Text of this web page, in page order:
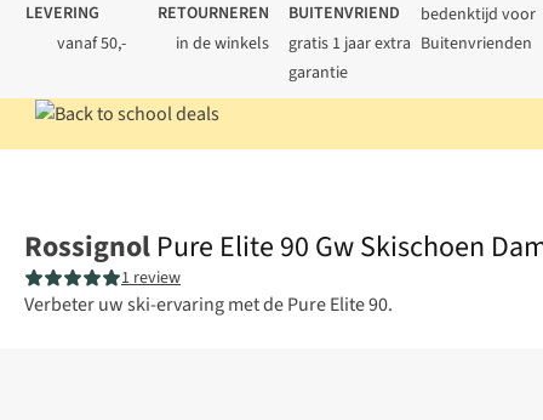
LEVERING
vanaf 50,-
RETOURNEREN
in de winkels
BUITENVRIEND
gratis 1 jaar extra
garantie
bedenktijd voor
Buitenvrienden
Rossignol Pure Elite 90 Gw Skischoen
1 review
Verbeter uw ski-ervaring met de Pure Elite 90.